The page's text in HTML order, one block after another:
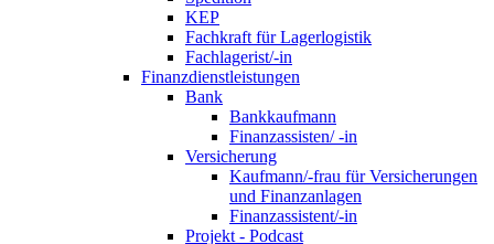
KEP
Fachkraft für Lagerlogistik
Fachlagerist/-in
Finanzdienstleistungen
Bank
Bankkaufmann
Finanzassisten/ -in
Versicherung
Kaufmann/-frau für Versicherungen
und Finanzanlagen
Finanzassistent/-in
Projekt - Podcast